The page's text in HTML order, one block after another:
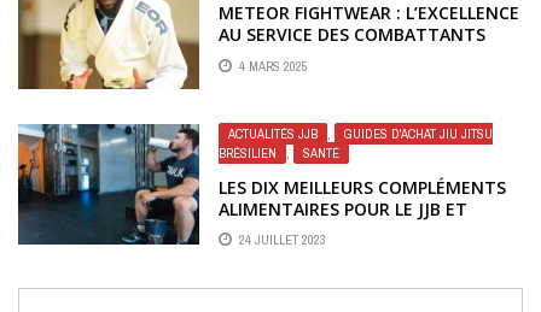
METEOR FIGHTWEAR : L’EXCELLENCE
AU SERVICE DES COMBATTANTS
4 MARS 2025
ACTUALITÉS JJB ,
GUIDES D'ACHAT JIU JITSU
BRÉSILIEN
, SANTÉ
LES DIX MEILLEURS COMPLÉMENTS
ALIMENTAIRES POUR LE JJB ET
GRAPPLING EN 2026
24 JUILLET 2023